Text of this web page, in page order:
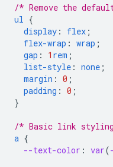
/* Remove the
ul {
display : flex ;
flex-wrap : wrap ;
gap : 1 rem ;
list-style : none ;
margin : 0 ;
padding : 0 ;
}
/* Basic link
a {
--text-color : var(